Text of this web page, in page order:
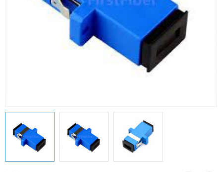
MEDİA CONVERTER
ETHERNET SWİTCH
İKİNCİ EL ÜRÜNLER
Karşılaştırma
Alışveriş Listem